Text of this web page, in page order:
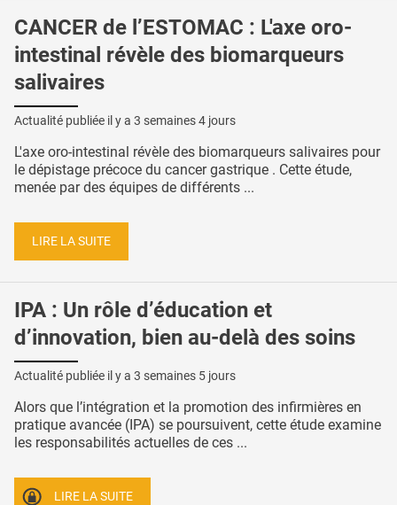
CANCER de l’ESTOMAC : L'axe oro-
intestinal révèle des biomarqueurs
salivaires
Actualité publiée il y a 3 semaines 4 jours
L'axe oro-intestinal révèle des biomarqueurs salivaires pour
le dépistage précoce du cancer gastrique . Cette étude,
menée par des équipes de différents ...
LIRE LA SUITE
IPA : Un rôle d’éducation et
d’innovation, bien au-delà des soins
Actualité publiée il y a 3 semaines 5 jours
Alors que l’intégration et la promotion des infirmières en
pratique avancée (IPA) se poursuivent, cette étude examine
les responsabilités actuelles de ces ...
LIRE LA SUITE